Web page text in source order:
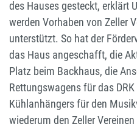
des Hauses gesteckt, erklärt
werden Vorhaben von Zeller
unterstützt. So hat der
das Haus angeschafft, die
Platz beim Backhaus, die
Rettungswagens für das
Kühlanhängers für den
wiederum den Zeller